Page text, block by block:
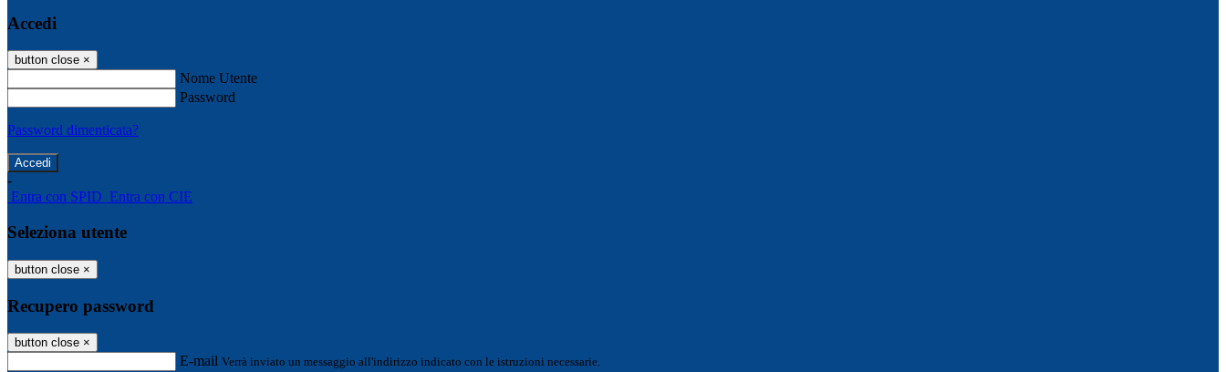
Accedi
button close ×
Nome Utente
Password
Password dimenticata?
-
Entra con SPID Entra con CIE
Seleziona utente
button close ×
Recupero password
button close ×
E-mail Verrà inviato un messaggio all'indirizzo indicato con le istruzioni necessarie.